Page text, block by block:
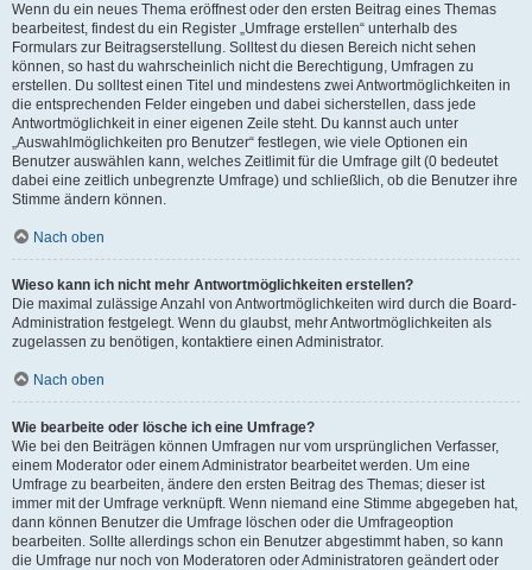
Wenn du ein neues Thema eröffnest oder den ersten Beitrag eines Themas
bearbeitest, findest du ein Register „Umfrage erstellen“ unterhalb des
Formulars zur Beitragserstellung. Solltest du diesen Bereich nicht sehen
können, so hast du wahrscheinlich nicht die Berechtigung, Umfragen zu
erstellen. Du solltest einen Titel und mindestens zwei Antwortmöglichkeiten in
die entsprechenden Felder eingeben und dabei sicherstellen, dass jede
Antwortmöglichkeit in einer eigenen Zeile steht. Du kannst auch unter
„Auswahlmöglichkeiten pro Benutzer“ festlegen, wie viele Optionen ein
Benutzer auswählen kann, welches Zeitlimit für die Umfrage gilt (0 bedeutet
dabei eine zeitlich unbegrenzte Umfrage) und schließlich, ob die Benutzer ihre
Stimme ändern können.
Nach oben
Wieso kann ich nicht mehr Antwortmöglichkeiten erstellen?
Die maximal zulässige Anzahl von Antwortmöglichkeiten wird durch die Board-
Administration festgelegt. Wenn du glaubst, mehr Antwortmöglichkeiten als
zugelassen zu benötigen, kontaktiere einen Administrator.
Nach oben
Wie bearbeite oder lösche ich eine Umfrage?
Wie bei den Beiträgen können Umfragen nur vom ursprünglichen Verfasser,
einem Moderator oder einem Administrator bearbeitet werden. Um eine
Umfrage zu bearbeiten, ändere den ersten Beitrag des Themas; dieser ist
immer mit der Umfrage verknüpft. Wenn niemand eine Stimme abgegeben hat,
dann können Benutzer die Umfrage löschen oder die Umfrageoption
bearbeiten. Sollte allerdings schon ein Benutzer abgestimmt haben, so kann
die Umfrage nur noch von Moderatoren oder Administratoren geändert oder